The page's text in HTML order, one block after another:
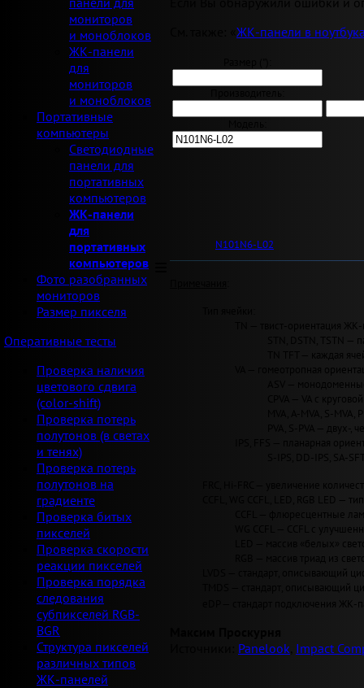
мониторов
и моноблоков
ЖК-панели
для
мониторов
и моноблоков
Портативные
компьютеры
Светодиодные
панели для
портативных
компьютеров
ЖК-панели
для
портативных
компьютеров
Фото разобранных
мониторов
Размер пикселя
Оперативные тесты
Проверка наличия
цветового сдвига
(color-shift)
Проверка потерь
полутонов (в светах
и тенях)
Проверка потерь
полутонов на
градиенте
Проверка битых
пикселей
Проверка скорости
реакции пикселей
Проверка порядка
следования
субпикселей RGB-
BGR
Структура пикселей
различных типов
ЖК-панелей
ЖК-панели в
N101N6-L02
TN — твист-ориентация
STN, DSTN, TSTN
TN TFT — каждая
VA — гомеотропная
ASV —
CPVA — VA с
MVA, A-MVA, S-
PVA, S-PVA — двух-
IPS, FFS — планарная
S-IPS, DD-IPS, SA-
FRC, Hi-FRC — увеличение
CCFL, WG CCFL, LED, RGB LED
CCFL — флюресцентные
WG CCFL — CCFL с
LED — массив «белых»
RGB — массив триад из
LVDS — стандарт, описывающий
TMDS — стандарт, описывающий
eDP — стандарт подключения
Panelook Impact